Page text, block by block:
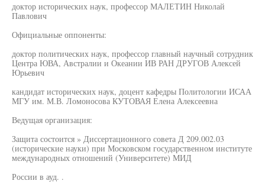
доктор исторических наук, профессор МАЛЕТИН Николай
Павлович
Официальные оппоненты:
доктор политических наук, профессор главный научный сотрудник
Центра ЮВА, Австралии и Океании ИВ РАН ДРУГОВ Алексей
Юрьевич
кандидат исторических наук, доцент кафедры Политологии ИСАА
МГУ им. М.В. Ломоносова КУТОВАЯ Елена Алексеевна
Ведущая организация:
Защита состоится » Диссертационного совета Д 209.002.03
(исторические науки) при Московском государственном институте
международных отношений (Университете) МИД
России в ауд. .